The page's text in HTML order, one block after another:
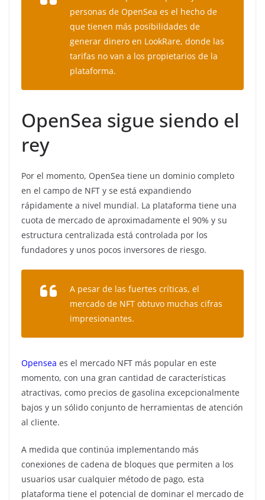
personas de OpenSea es el hecho de
que tienen más posibilidades de
generar dinero en LookRare, donde las
tarifas no van a los propietarios de la
plataforma.
OpenSea sigue siendo el
rey
Por el momento, OpenSea tiene un dominio completo
en el campo de NFT y se está expandiendo
rápidamente a nivel mundial. La plataforma tiene una
cuota de mercado de aproximadamente el 90% y su
estructura centralizada está controlada por los
fundadores y unos pocos inversores de riesgo.
A pesar de las fuertes críticas, el
mercado de NFT obtuvo muchas cifras
impresionantes.
Opensea es el mercado NFT más popular en este
momento, con una gran cantidad de características
atractivas, como precios de gasolina excepcionalmente
bajos y un sólido conjunto de herramientas de atención
al cliente.
A medida que continúa implementando más
conexiones de cadena de bloques que permiten a los
usuarios usar cualquier método de pago, esta
plataforma tiene el potencial de dominar el mercado de